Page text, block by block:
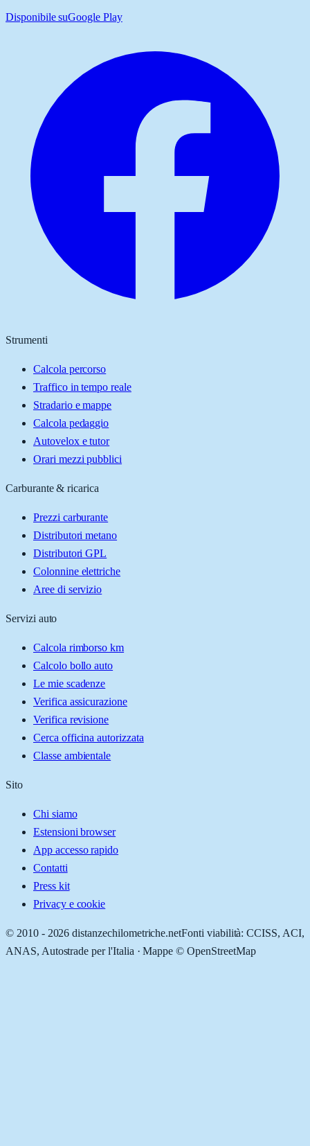
Disponibile suGoogle Play
Strumenti
Calcola percorso
Traffico in tempo reale
Stradario e mappe
Calcola pedaggio
Autovelox e tutor
Orari mezzi pubblici
Carburante & ricarica
Prezzi carburante
Distributori metano
Distributori GPL
Colonnine elettriche
Aree di servizio
Servizi auto
Calcola rimborso km
Calcolo bollo auto
Le mie scadenze
Verifica assicurazione
Verifica revisione
Cerca officina autorizzata
Classe ambientale
Sito
Chi siamo
Estensioni browser
App accesso rapido
Contatti
Press kit
Privacy e cookie
© 2010 - 2026 distanzechilometriche.netFonti viabilità: CCISS, ACI,
ANAS, Autostrade per l'Italia · Mappe © OpenStreetMap